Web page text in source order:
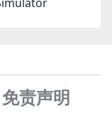
免责声明